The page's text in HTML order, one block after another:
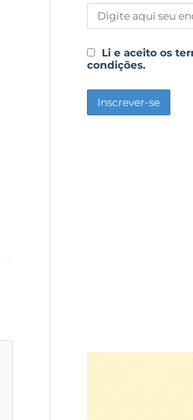
Li e aceito os
condições.